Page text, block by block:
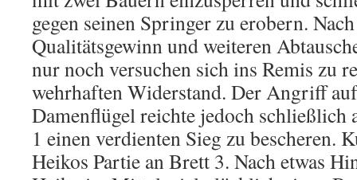
gegen seinen Springer zu erobern.
Qualitätsgewinn und weiteren
nur noch versuchen sich ins Remis zu
wehrhaften Widerstand. Der Angriff
Damenflügel reichte jedoch schließlich
1 einen verdienten Sieg zu bescheren.
Heikos Partie an Brett 3. Nach etwas